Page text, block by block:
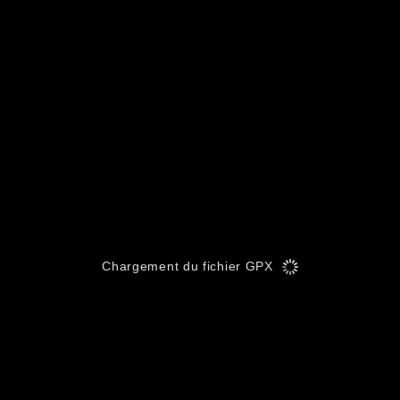
Chargement du fichier GPX